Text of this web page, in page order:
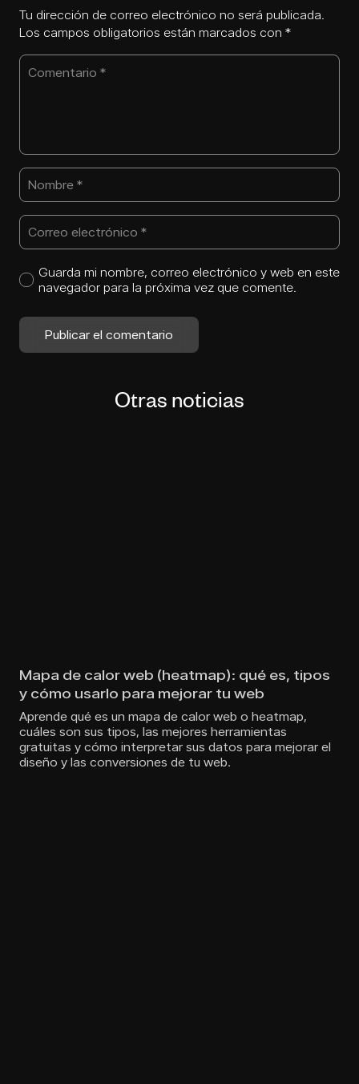
Tu dirección de correo electrónico no será publicada.
Los campos obligatorios están marcados con *
Guarda mi nombre, correo electrónico y web en este
navegador para la próxima vez que comente.
Publicar el comentario
Otras noticias
Mapa de calor web (heatmap): qué es, tipos
y cómo usarlo para mejorar tu web
Aprende qué es un mapa de calor web o heatmap,
cuáles son sus tipos, las mejores herramientas
gratuitas y cómo interpretar sus datos para mejorar el
diseño y las conversiones de tu web.